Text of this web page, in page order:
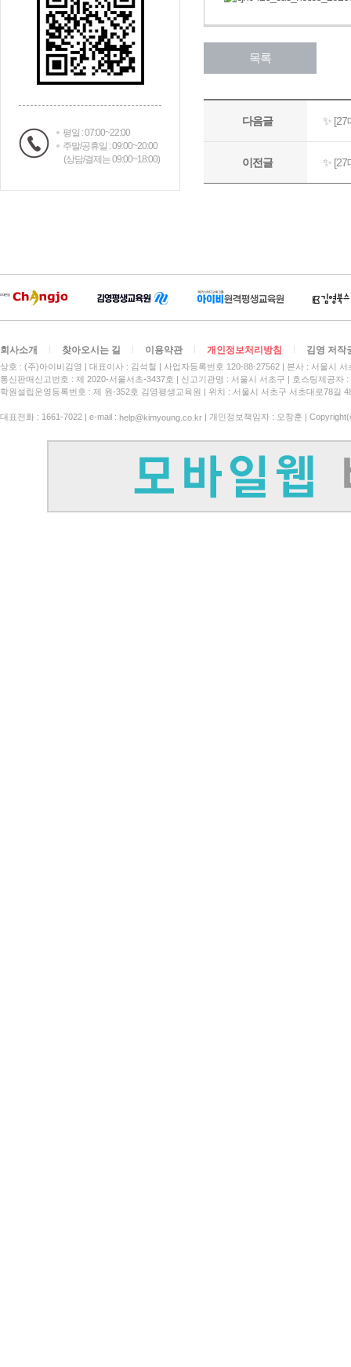
평일 : 07:00~22:00
주말/공휴일 : 09:00~20:00
(상담/결제는 09:00~18:00)
회사소개 찾아오시는 길 이용약관 개인정보처리방침 김영 저작
상호 : (주)아이비김영 대표이사 : 김석철 사업자등록번호 120-88-27562
본사 : 서울시
통신판매신고번호 : 제 2020-서울서초-3437호
신고기관명 : 서울시 서초구
호스팅제공자
학원설립운영등록번호 : 제 원-352호 김영평생교육원 | 위치 : 서울시 서초구 서초대로78길
대표전화 : 1661-7022 | e-mail : help@kimyoung.co.kr | 개인정보책임자 : 오창훈 |